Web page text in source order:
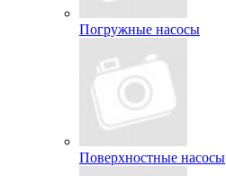
Погружные насосы
Поверхностные насосы